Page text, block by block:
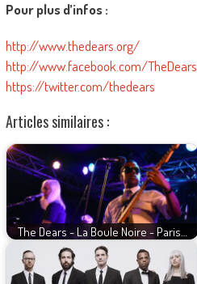
Pour plus d’infos :
http://www.thedears.org/
http://www.facebook.com/TheDears
https://twitter.com/thedears
Articles similaires :
The Dears - La Boule Noire - Paris…